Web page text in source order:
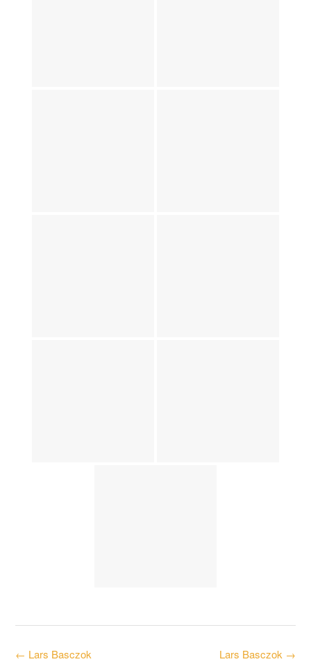
Post Lars Basczok →
← Lars Basczok